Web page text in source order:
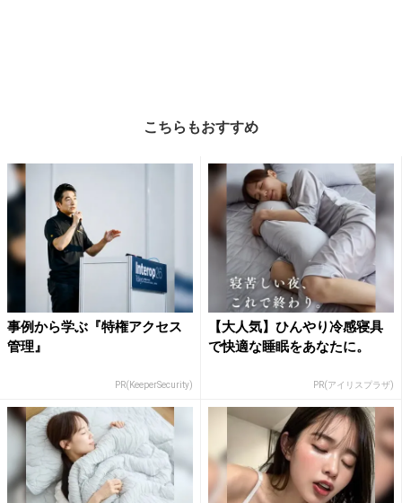
こちらもおすすめ
事例から学ぶ『特権アクセス
管理』
PR(KeeperSecurity)
【大人気】ひんやり冷感寝具
で快適な睡眠をあなたに。
PR(アイリスプラザ)